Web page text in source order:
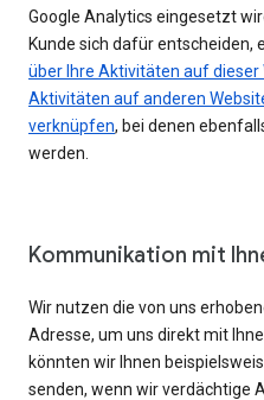
Google Analytics eingesetzt
Kunde sich dafür entscheiden,
über Ihre Aktivitäten auf
Aktivitäten auf anderen
verknüpfen, bei denen
werden.
Kommunikation mit
Wir nutzen die von uns
Adresse, um uns direkt mit
könnten wir Ihnen
senden, wenn wir verdächtige